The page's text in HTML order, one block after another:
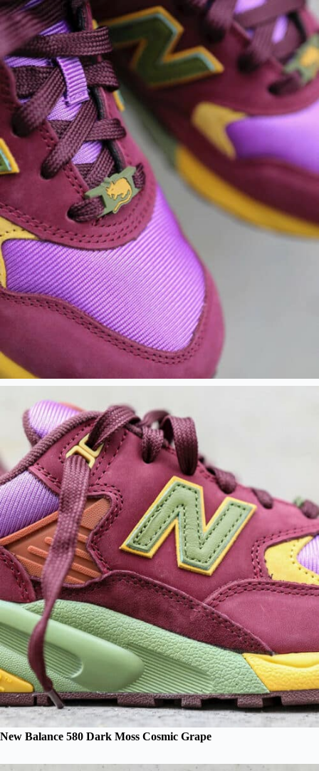
New Balance 580 Dark Moss Cosmic Grape